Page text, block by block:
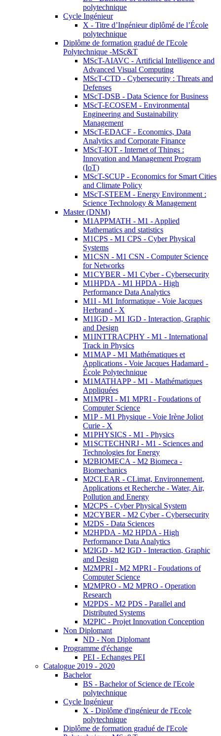
polytechnique
Cycle Ingénieur
X - Titre d’Ingénieur diplômé de l’École
polytechnique
Diplôme de formation gradué de l'Ecole
Polytechnique -MSc&T
MScT-AIAVC - Artificial Intelligence and
Advanced Visual Computing
MScT-CTD - Cybersecurity : Threats and
Defenses
MScT-DSB - Data Science for Business
MScT-ECOSEM - Environmental
Engineering and Sustainability
Management
MScT-EDACF - Economics, Data
Analytics and Corporate Finance
MScT-IOT - Internet of Things :
Innovation and Management Program
(IoT)
MScT-SCUP - Economics for Smart Cities
and Climate Policy
MScT-STEEM - Energy Environment :
Science Technology & Management
Master (DNM)
M1APPMATH - M1 - Applied
Mathematics and statistics
M1CPS - M1 CPS - Cyber Physical
Systems
M1CSN - M1 CSN - Computer Science
for Networks
M1CYBER - M1 Cyber - Cybersecurity
M1HPDA - M1 HPDA - High
Performance Data Analytics
M1I - M1 Informatique - Voie Jacques
Herbrand - X
M1IGD - M1 IGD - Interaction, Graphic
and Design
M1INTTRACPHY - M1 - International
Track in Physics
M1MAP - M1 Mathématiques et
Applications - Voie Jacques Hadamard -
École Polytechnique
M1MATHAPP - M1 - Mathématiques
Appliquées
M1MPRI - M1 MPRI - Foudations of
Computer Science
M1P - M1 Physique - Voie Irène Joliot
Curie - X
M1PHYSICS - M1 - Physics
M1SCTECHNRJ - M1 - Sciences and
Technologies for Energy
M2BIOMECA - M2 Biomeca -
Biomechanics
M2CLEAR - CLimat, Environnement,
Applications et Recherche - Water, Air,
Pollution and Energy
M2CPS - Cyber Physical System
M2CYBER - M2 Cyber - Cybersecurity
M2DS - Data Sciences
M2HPDA - M2 HPDA - High
Performance Data Analytics
M2IGD - M2 IGD - Interaction, Graphic
and Design
M2MPRI - M2 MPRI - Foudations of
Computer Science
M2MPRO - M2 MPRO - Operation
Research
M2PDS - M2 PDS - Parallel and
Distributed Systems
M2PIC - Projet Innovation Conception
Non Diplomant
ND - Non Diplomant
Programme d'échange
PEI - Echanges PEI
Catalogue 2019 - 2020
Bachelor
BS - Bachelor of Science de l'Ecole
polytechnique
Cycle Ingénieur
X - Diplôme d'ingénieur de l'Ecole
polytechnique
Diplôme de formation gradué de l'Ecole